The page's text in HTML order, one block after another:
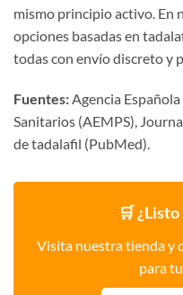
mismo principio activo. En
opciones basadas en
todas con envío discreto y
Fuentes:Agencia
Sanitarios (AEMPS),
de tadalafil (PubMed).
🛒
Visita nuestra tienda y
para